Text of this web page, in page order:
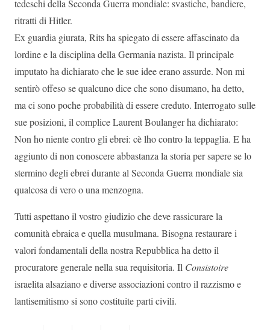
tedeschi della Seconda Guerra mondiale: svastiche, bandiere,
ritratti di Hitler.
Ex guardia giurata, Rits ha spiegato di essere affascinato da
lordine e la disciplina della Germania nazista. Il principale
imputato ha dichiarato che le sue idee erano assurde. Non mi
sentirò offeso se qualcuno dice che sono disumano, ha detto,
ma ci sono poche probabilità di essere creduto. Interrogato sulle
sue posizioni, il complice Laurent Boulanger ha dichiarato:
Non ho niente contro gli ebrei: cè lho contro la teppaglia. E ha
aggiunto di non conoscere abbastanza la storia per sapere se lo
stermino degli ebrei durante al Seconda Guerra mondiale sia
qualcosa di vero o una menzogna.
Tutti aspettano il vostro giudizio che deve rassicurare la
comunità ebraica e quella musulmana. Bisogna restaurare i
valori fondamentali della nostra Repubblica ha detto il
procuratore generale nella sua requisitoria. Il Consistoire
israelita alsaziano e diverse associazioni contro il razzismo e
lantisemitismo si sono costituite parti civili.